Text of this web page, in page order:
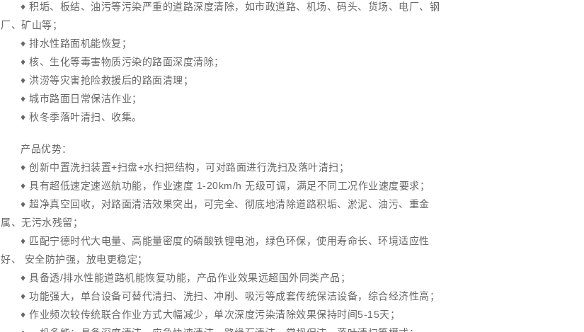
♦ 积垢、板结、油污等污染严重的道路深度清除，如市政道路、机场、码头、货场、电厂、钢
厂、矿山等；
♦ 排水性路面机能恢复；
♦ 核、生化等毒害物质污染的路面深度清除；
♦ 洪涝等灾害抢险救援后的路面清理；
♦ 城市路面日常保洁作业；
♦ 秋冬季落叶清扫、收集。
产品优势：
♦ 创新中置洗扫装置+扫盘+水扫把结构，可对路面进行洗扫及落叶清扫；
♦ 具有超低速定速巡航功能，作业速度 1-20km/h 无级可调，满足不同工况作业速度要求；
♦ 超净真空回收，对路面清洁效果突出，可完全、彻底地清除道路积垢、淤泥、油污、重金
属、无污水残留；
♦ 匹配宁德时代大电量、高能量密度的磷酸铁锂电池，绿色环保，使用寿命长、环境适应性
好、 安全防护强，放电更稳定；
♦ 具备透/排水性能道路机能恢复功能，产品作业效果远超国外同类产品；
♦ 功能强大，单台设备可替代清扫、洗扫、冲刷、吸污等成套传统保洁设备，综合经济性高；
♦ 作业频次较传统联合作业方式大幅减少，单次深度污染清除效果保持时间5-15天；